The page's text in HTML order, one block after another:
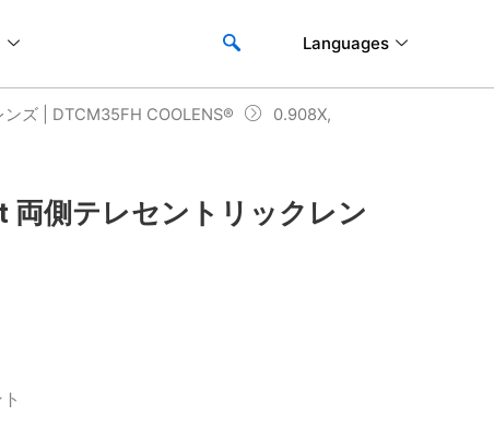
Languages
ズ | DTCM35FH COOLENS®
0.908X,
両側テレセントリックレン